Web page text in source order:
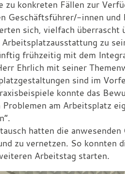
zu konkreten Fällen zur
Geschäftsführer/-innen und
sich, vielfach
zu
frühzeitig mit dem
Ehrlich mit seiner
sind im
konnte das
am Arbeitsplatz
hatten die
zu vernetzen. So
Arbeitstag starten.